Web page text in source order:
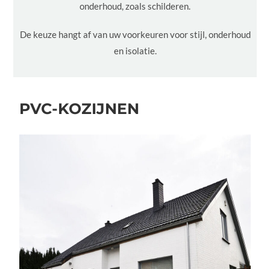
onderhoud, zoals schilderen.
De keuze hangt af van uw voorkeuren voor stijl, onderhoud
en isolatie.
PVC-KOZIJNEN